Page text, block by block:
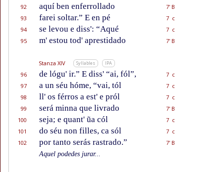
92 aquí ben enferrollado
7' B
93
farei soltar.” E en pé
7 c
94
se levou e diss': “Aqué
7 c
95
m' estou tod' aprestidado 7' B
Stanza XIV Syllables IPA
96 de lógu' ir.” E diss' “ai, fól”,
7 c
97
a un séu hóme, “vai, tól
7 c
98
ll' os férros a est' e pról
7 c
99
será minna que livrado
7' B
100
seja; e quant' ũa cól
7 c
101
do séu non filles, ca sól
7 c
102
por tanto serás rastrado.”
7' B
Aquel podedes jurar...